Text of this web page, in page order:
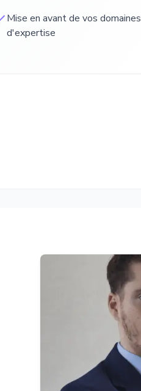
Mise en avant de vos domaines
d'expertise